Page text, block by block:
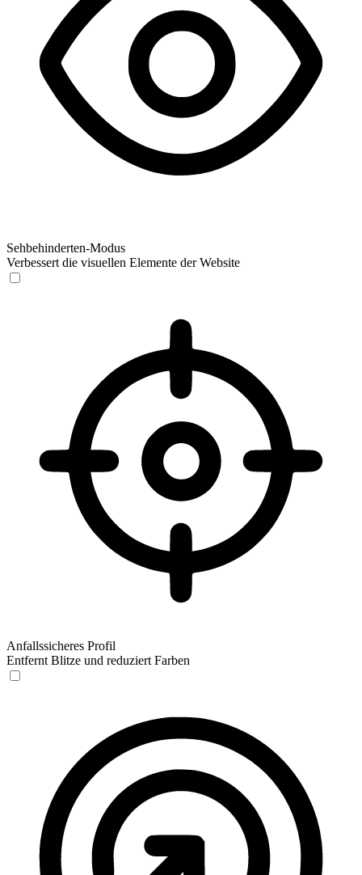
Sehbehinderten-Modus
Verbessert die visuellen Elemente der Website
Anfallssicheres Profil
Entfernt Blitze und reduziert Farben